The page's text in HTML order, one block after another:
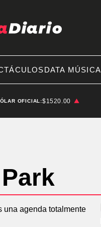
DATA MÚSICA
ZIELINSKI
OFICIAL:$1520.00